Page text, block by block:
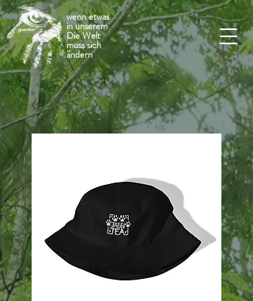
wenn etwas
in unserem
Die Welt
muss sich
ändern